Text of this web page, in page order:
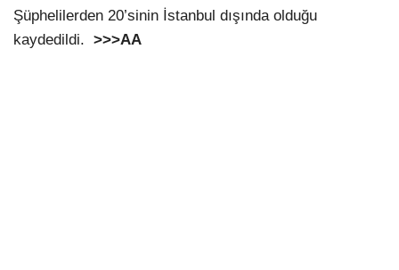
Şüphelilerden 20’sinin İstanbul dışında olduğu
kaydedildi. >>>AA